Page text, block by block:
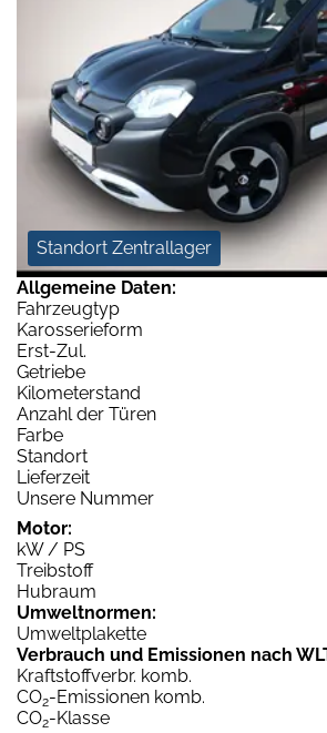
Standort Zentrallager
Allgemeine Daten:
Fahrzeugtyp
Karosserieform
Erst-Zul.
Getriebe
Kilometerstand
Anzahl der Türen
Farbe
Standort
Lieferzeit
Unsere Nummer
Motor:
kW / PS
Treibstoff
Hubraum
Umweltnormen:
Umweltplakette
Verbrauch und Emissionen nach
Kraftstoffverbr. komb.
CO2-Emissionen komb.
CO2-Klasse